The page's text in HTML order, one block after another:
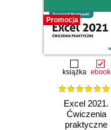
Promocja
książka ebook
Excel 2021.
Ćwiczenia
praktyczne